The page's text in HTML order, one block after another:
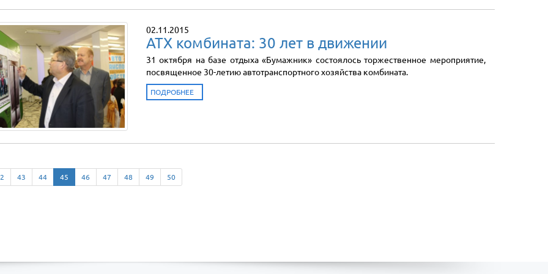
02.11.2015
АТХ комбината: 30 лет в движении
31 октября на базе отдыха «Бумажник» состоялось торжественное мероприятие,
посвященное 30-летию автотранспортного хозяйства комбината.
ПОДРОБНЕЕ
43 44 45 46 47 48 49 50